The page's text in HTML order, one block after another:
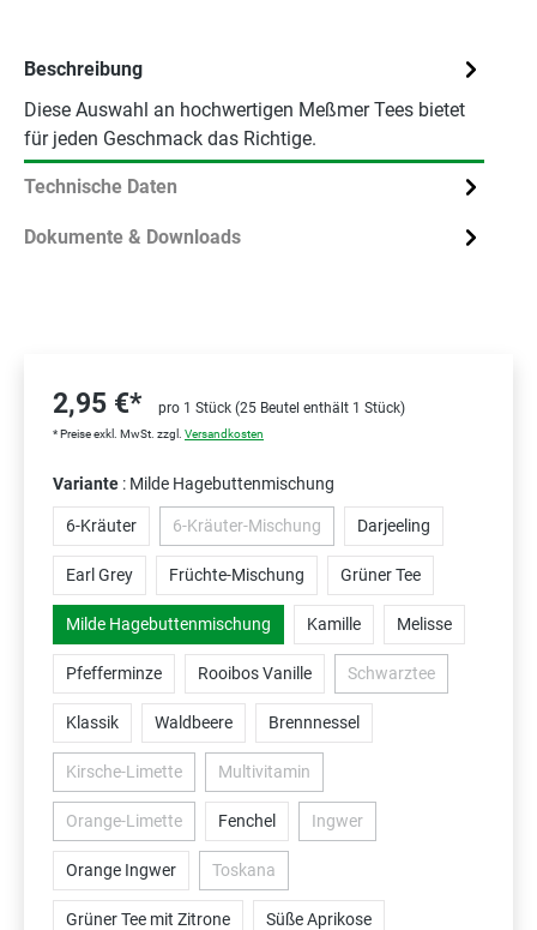
Beschreibung
Diese Auswahl an hochwertigen Meßmer Tees bietet
für jeden Geschmack das Richtige.
Technische Daten
Dokumente & Downloads
2,95 €* pro 1 Stück (25 Beutel enthält 1 Stück)
* Preise exkl. MwSt. zzgl. Versandkosten
Variante : Milde Hagebuttenmischung
6-Kräuter 6-Kräuter-Mischung(Diese Option ist zurzeit nicht verfügbar.)
Darjeeling
Earl Grey Früchte-Mischung Grüner Tee
Milde Hagebuttenmischung Kamille Melisse
Pfefferminze Rooibos Vanille Schwarztee(Diese Option ist
Klassik Waldbeere Brennnessel
Kirsche-Limette(Diese Option ist zurzeit nicht verfügbar.)
Multivitamin(Diese Option ist zurzeit nicht verfügbar.)
Orange-Limette(Diese Option ist zurzeit nicht verfügbar.)
Fenchel Ingwer(Diese Option ist zurzeit nicht
Orange Ingwer Toskana(Diese Option ist zurzeit nicht verfügbar.)
Grüner Tee mit Zitrone Süße Aprikose